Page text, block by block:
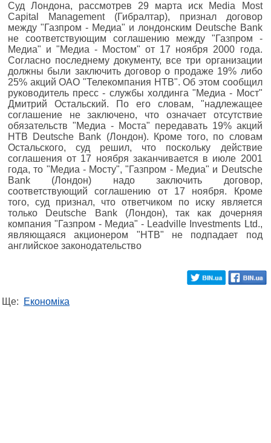
Суд Лондона, рассмотрев 29 марта иск Media Most
Capital Management (Гибралтар), признал договор
между "Газпром - Медиа" и лондонским Deutsche Bank
не соответствующим соглашению между "Газпром -
Медиа" и "Медиа - Мостом" от 17 ноября 2000 года.
Согласно последнему документу, все три организации
должны были заключить договор о продаже 19% либо
25% акций ОАО "Телекомпания НТВ". Об этом сообщил
руководитель пресс - службы холдинга "Медиа - Мост"
Дмитрий Остальский. По его словам, "надлежащее
соглашение не заключено, что означает отсутствие
обязательств "Медиа - Моста" передавать 19% акций
НТВ Deutsche Bank (Лондон). Кроме того, по словам
Остальского, суд решил, что поскольку действие
соглашения от 17 ноября заканчивается в июле 2001
года, то "Медиа - Мосту", "Газпром - Медиа" и Deutsche
Bank (Лондон) надо заключить договор,
соответствующий соглашению от 17 ноября. Кроме
того, суд признал, что ответчиком по иску является
только Deutsche Bank (Лондон), так как дочерняя
компания "Газпром - Медиа" - Leadville Investments Ltd.,
являющаяся акционером "НТВ" не подпадает под
английское законодательство
Ще: Економіка